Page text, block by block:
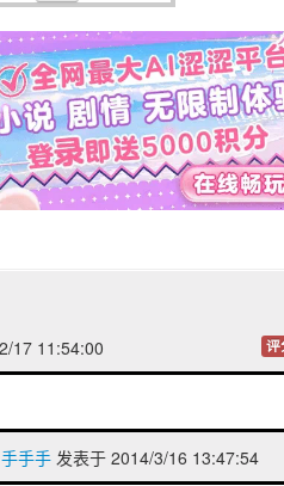
17 11:54:00 评
手手 发表于 2014/3/16 13:47:54